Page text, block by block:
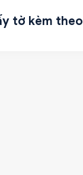
tờ kèm theo